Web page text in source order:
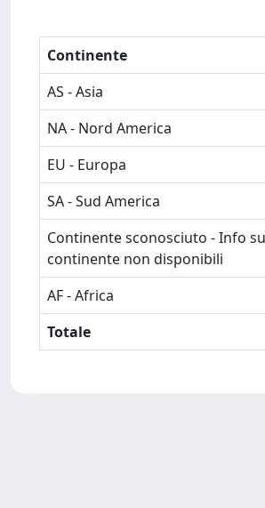
Continente
AS - Asia
NA - Nord America
EU - Europa
SA - Sud America
Continente sconosciuto - Info
continente non disponibili
AF - Africa
Totale